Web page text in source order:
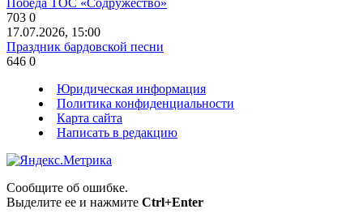
Победа ТОС «Содружество»
703 0
17.07.2026, 15:00
Праздник бардовской песни
646 0
Юридическая информация
Политика конфиденциальности
Карта сайта
Написать в редакцию
Сообщите об ошибке.
Выделите ее и нажмите Ctrl+Enter